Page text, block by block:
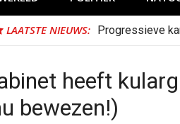
LAATSTE NIEUWS: Progressieve
heeft
bewezen!)